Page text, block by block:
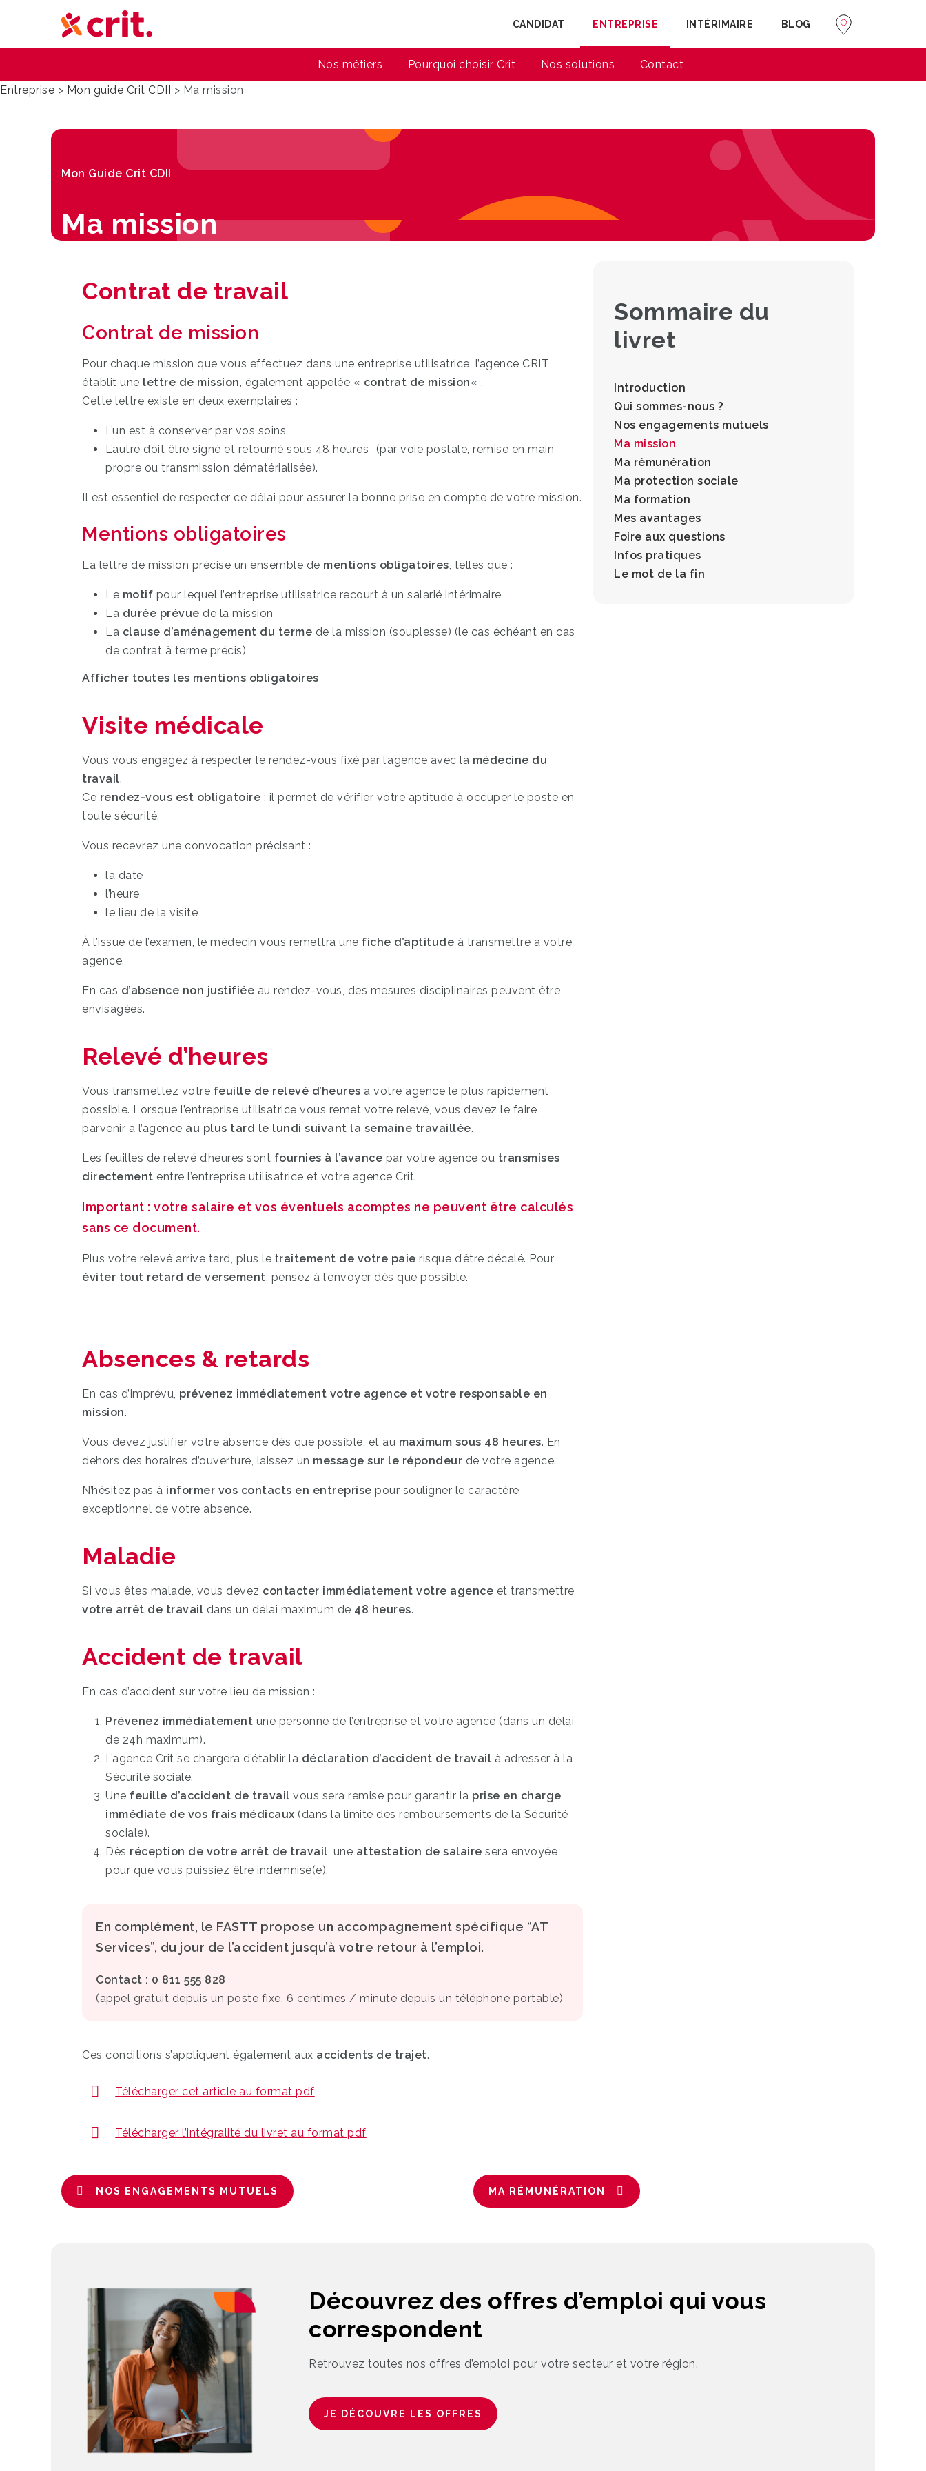
CANDIDAT ENTREPRISE INTÉRIMAIRE BLOG
Nos métiers Pourquoi choisir Crit Nos solutions
Contact
Entreprise > Mon guide Crit CDII > Ma mission
Mon Guide Crit CDII
Ma mission
Contrat de travail
Contrat de mission
Pour chaque mission que vous effectuez dans une entreprise utilisatrice, l’agence CRIT
établit une lettre de mission, également appelée « contrat de mission« .
Cette lettre existe en deux exemplaires :
L’un est à conserver par vos soins
L’autre doit être signé et retourné sous 48 heures (par voie postale, remise en main
propre ou transmission dématérialisée).
Il est essentiel de respecter ce délai pour assurer la bonne prise en compte de votre mission.
Mentions obligatoires
La lettre de mission précise un ensemble de mentions obligatoires, telles que :
Le motif pour lequel l’entreprise utilisatrice recourt à un salarié intérimaire
La durée prévue de la mission
La clause d’aménagement du terme de la mission (souplesse) (le cas échéant en cas
de contrat à terme précis)
Afficher toutes les mentions obligatoires
Visite médicale
Vous vous engagez à respecter le rendez-vous fixé par l’agence avec la médecine du
travail.
Ce rendez-vous est obligatoire : il permet de vérifier votre aptitude à occuper le poste en
toute sécurité.
Vous recevrez une convocation précisant :
la date
l’heure
le lieu de la visite
À l’issue de l’examen, le médecin vous remettra une fiche d’aptitude à transmettre à votre
agence.
En cas d’absence non justifiée au rendez-vous, des mesures disciplinaires peuvent être
envisagées.
Relevé d’heures
Vous transmettez votre feuille de relevé d’heures à votre agence le plus rapidement
possible. Lorsque l’entreprise utilisatrice vous remet votre relevé, vous devez le faire
parvenir à l’agence au plus tard le lundi suivant la semaine travaillée.
Les feuilles de relevé d’heures sont fournies à l’avance par votre agence ou transmises
directement entre l’entreprise utilisatrice et votre agence Crit.
Important : votre salaire et vos éventuels acomptes ne peuvent être calculés
sans ce document.
Plus votre relevé arrive tard, plus le traitement de votre paie risque d’être décalé. Pour
éviter tout retard de versement, pensez à l’envoyer dès que possible.
Absences & retards
En cas d’imprévu, prévenez immédiatement votre agence et votre responsable en
mission.
Vous devez justifier votre absence dès que possible, et au maximum sous 48 heures. En
dehors des horaires d’ouverture, laissez un message sur le répondeur de votre agence.
N’hésitez pas à informer vos contacts en entreprise pour souligner le caractère
exceptionnel de votre absence.
Maladie
Si vous êtes malade, vous devez contacter immédiatement votre agence et transmettre
votre arrêt de travail dans un délai maximum de 48 heures.
Accident de travail
En cas d’accident sur votre lieu de mission :
Prévenez immédiatement une personne de l’entreprise et votre agence (dans un délai
de 24h maximum).
L’agence Crit se chargera d’établir la déclaration d’accident de travail à adresser à la
Sécurité sociale.
Une feuille d’accident de travail vous sera remise pour garantir la prise en charge
immédiate de vos frais médicaux (dans la limite des remboursements de la Sécurité
sociale).
Dès réception de votre arrêt de travail, une attestation de salaire sera envoyée
pour que vous puissiez être indemnisé(e).
En complément, le FASTT propose un accompagnement spécifique “AT
Services”, du jour de l’accident jusqu’à votre retour à l’emploi.
Contact : 0 811 555 828
(appel gratuit depuis un poste fixe, 6 centimes / minute depuis un téléphone portable)
Ces conditions s’appliquent également aux accidents de trajet.
Télécharger cet article au format pdf
Télécharger l’intégralité du livret au format pdf
Sommaire du
livret
Introduction
Qui sommes-nous ?
Nos engagements mutuels
Ma mission
Ma rémunération
Ma protection sociale
Ma formation
Mes avantages
Foire aux questions
Infos pratiques
Le mot de la fin
NOS ENGAGEMENTS MUTUELS MA RÉMUNÉRATION
Découvrez des offres d’emploi qui vous
correspondent
Retrouvez toutes nos offres d’emploi pour votre secteur et votre région.
JE DÉCOUVRE LES OFFRES